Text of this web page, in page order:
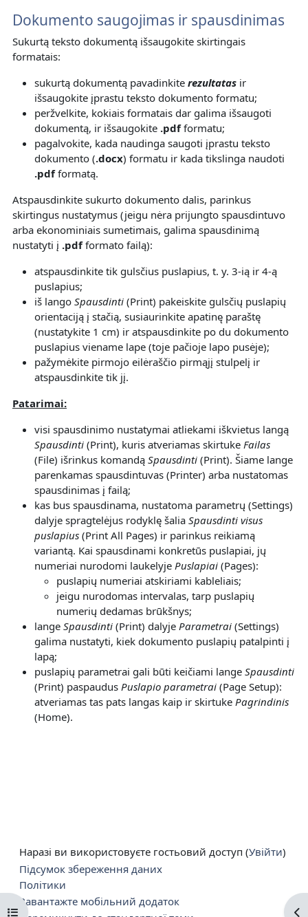
Відкритий покажчик курсу
Dokumento saugojimas ir spausdinimas
Sukurtą teksto dokumentą išsaugokite skirtingais
formatais:
sukurtą dokumentą pavadinkite rezultatas ir
išsaugokite įprastu teksto dokumento formatu;
peržvelkite, kokiais formatais dar galima išsaugoti
dokumentą, ir išsaugokite .pdfformatu;
pagalvokite, kada naudinga saugoti įprastu teksto
dokumento (.docx) formatu ir kada tikslinga naudoti
.pdfformatą.
Atspausdinkite sukurto dokumento dalis, parinkus
skirtingus nustatymus (jeigu nėra prijungto spausdintuvo
arba ekonominiais sumetimais, galima spausdinimą
nustatyti į .pdfformato failą):
atspausdinkite tik gulsčius puslapius, t. y. 3-ią ir 4-ą
puslapius;
iš lango Spausdinti (Print) pakeiskite gulsčių puslapių
orientaciją į stačią, susiaurinkite apatinę paraštę
(nustatykite 1 cm) ir atspausdinkite po du dokumento
puslapius viename lape (toje pačioje lapo pusėje);
pažymėkite pirmojo eilėraščio pirmąjį stulpelį ir
atspausdinkite tik jį.
Patarimai:
visi spausdinimo nustatymai atliekami iškvietus langą
Spausdinti (Print), kuris atveriamas skirtuke Failas
(File) išrinkus komandą Spausdinti (Print). Šiame lange
parenkamas spausdintuvas (Printer) arba nustatomas
spausdinimas į failą;
kas bus spausdinama, nustatoma parametrų (Settings)
dalyje spragtelėjus rodyklę šalia Spausdinti visus
puslapius (Print All Pages) ir parinkus reikiamą
variantą. Kai spausdinami konkretūs puslapiai, jų
numeriai nurodomi laukelyje Puslapiai (Pages):
puslapių numeriai atskiriami kableliais;
jeigu nurodomas intervalas, tarp puslapių
numerių dedamas brūkšnys;
lange Spausdinti (Print) dalyje Parametrai (Settings)
galima nustatyti, kiek dokumento puslapių patalpinti į
lapą;
puslapių parametrai gali būti keičiami lange Spausdinti
(Print) paspaudus Puslapio parametrai (Page Setup):
atveriamas tas pats langas kaip ir skirtuke Pagrindinis
(Home).
Наразі ви використовуєте гостьовий доступ (Увійти)
Підсумок збереження даних
Політики
Завантажте мобільний додаток